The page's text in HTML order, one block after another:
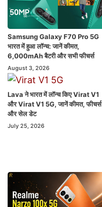
Samsung Galaxy F70 Pro 5G
भारत में हुआ लॉन्च: जानें कीमत,
6,000mAh बैटरी और सभी फीचर्स
August 3, 2026
Lava ने भारत में लॉन्च किए Virat V1
और Virat V1 5G, जानें कीमत, फीचर्स
और सेल डेट
July 25, 2026